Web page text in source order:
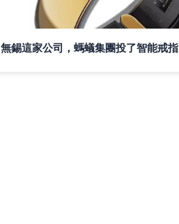
無錫這家公司，螞蟻集團投了智能戒指